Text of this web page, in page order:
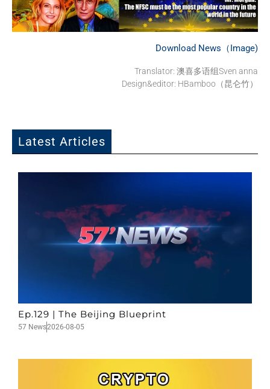
Download News（Image)
Translator: 澳喜多语组Sven anna
Design&editor: HBamboo（昆仑竹）
Latest Articles
Ep.129 | The Beijing Blueprint
57 News2026-08-05